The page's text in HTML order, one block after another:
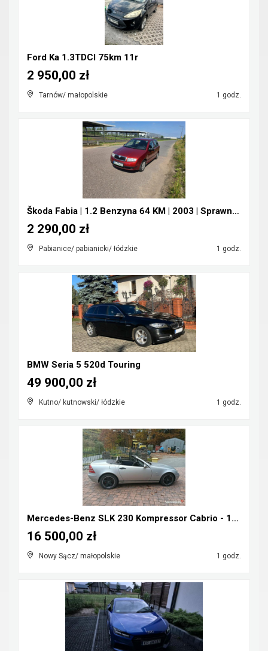
Ford Ka 1.3TDCI 75km 11r
Tarnów/ małopolskie 1 godz.
2 950,00 zł
Škoda Fabia | 1.2 Benzyna 64 KM | 2003 | Sprawna |...
Pabianice/ pabianicki/ łódzkie 1 godz.
2 290,00 zł
BMW Seria 5 520d Touring
Kutno/ kutnowski/ łódzkie 1 godz.
49 900,00 zł
Mercedes-Benz SLK 230 Kompressor Cabrio - 1998r ka...
Nowy Sącz/ małopolskie 1 godz.
16 500,00 zł